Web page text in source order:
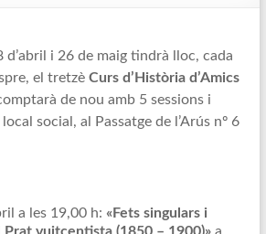
d’abril i 26 de maig tindrà lloc, cada
el tretzè Curs d’Història d’Amics
de nou amb 5 sessions i
social, al Passatge de l’Arús nº 6
a les 19,00 h: «Fets singulars i